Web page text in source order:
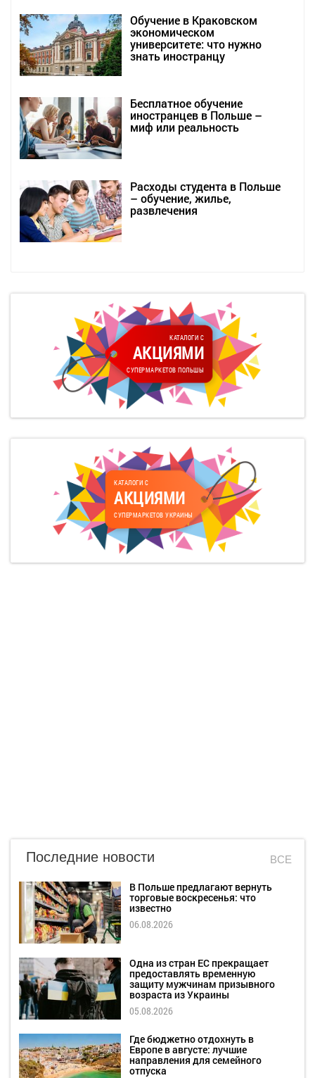
Обучение в Краковском
экономическом
университете: что нужно
знать иностранцу
Бесплатное обучение
иностранцев в Польше –
миф или реальность
Расходы студента в Польше
– обучение, жилье,
развлечения
КАТАЛОГИ С
АКЦИЯМИ
СУПЕРМАРКЕТОВ ПОЛЬШЫ
КАТАЛОГИ С
АКЦИЯМИ
СУПЕРМАРКЕТОВ УКРАИНЫ
Последние новости ВСЕ
В Польше предлагают вернуть
торговые воскресенья: что
известно
06.08.2026
Одна из стран ЕС прекращает
предоставлять временную
защиту мужчинам призывного
возраста из Украины
05.08.2026
Где бюджетно отдохнуть в
Европе в августе: лучшие
направления для семейного
отпуска